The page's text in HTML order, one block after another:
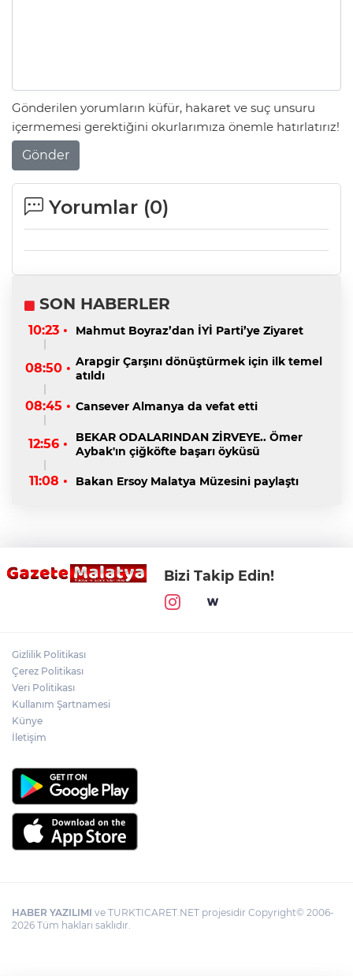
Gönderilen yorumların küfür, hakaret ve suç unsuru
içermemesi gerektiğini okurlarımıza önemle hatırlatırız!
Gönder
Yorumlar (0)
SON HABERLER
10:23 • Mahmut Boyraz’dan İYİ Parti’ye Ziyaret
08:50 • Arapgir Çarşını dönüştürmek için ilk temel
atıldı
08:45 • Cansever Almanya da vefat etti
12:56 •
BEKAR ODALARINDAN ZİRVEYE.. Ömer
Aybak'ın çiğköfte başarı öyküsü
11:08 • Bakan Ersoy Malatya Müzesini paylaştı
Bizi Takip Edin!
Gizlilik Politikası
Çerez Politikası
Veri Politikası
Kullanım Şartnamesi
Künye
İletişim
HABER YAZILIMI ve TURKTICARET.NET projesidir Copyright© 2006-
2026 Tüm hakları saklıdır.